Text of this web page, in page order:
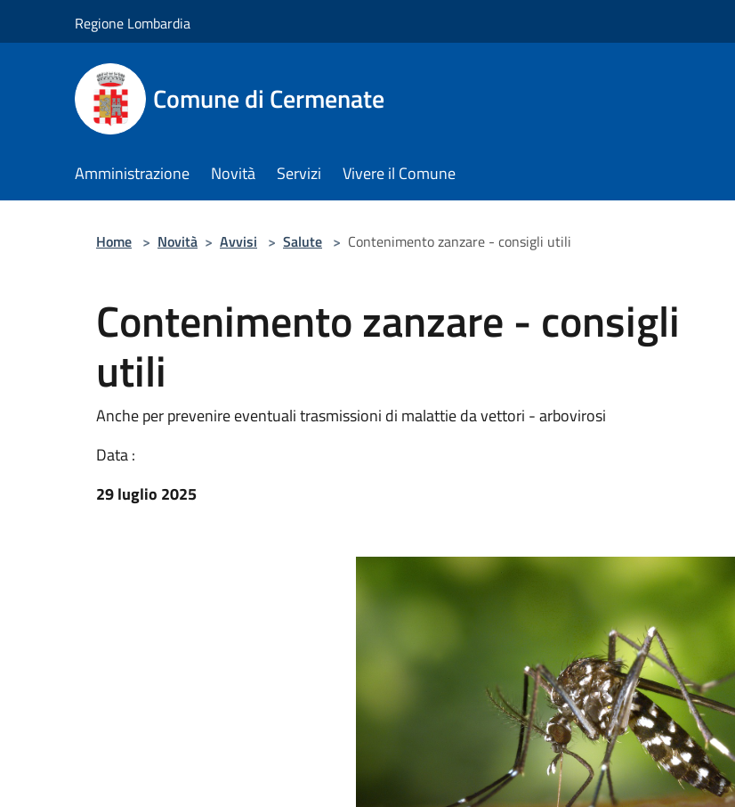
Regione Lombardia
Comune di Cermenate
Amministrazione Novità Servizi Vivere il Comune
Home > Novità > Avvisi > Salute > Contenimento zanzare - consigli utili
Contenimento zanzare - consigli
utili
Anche per prevenire eventuali trasmissioni di malattie da vettori - arbovirosi
Data :
29 luglio 2025